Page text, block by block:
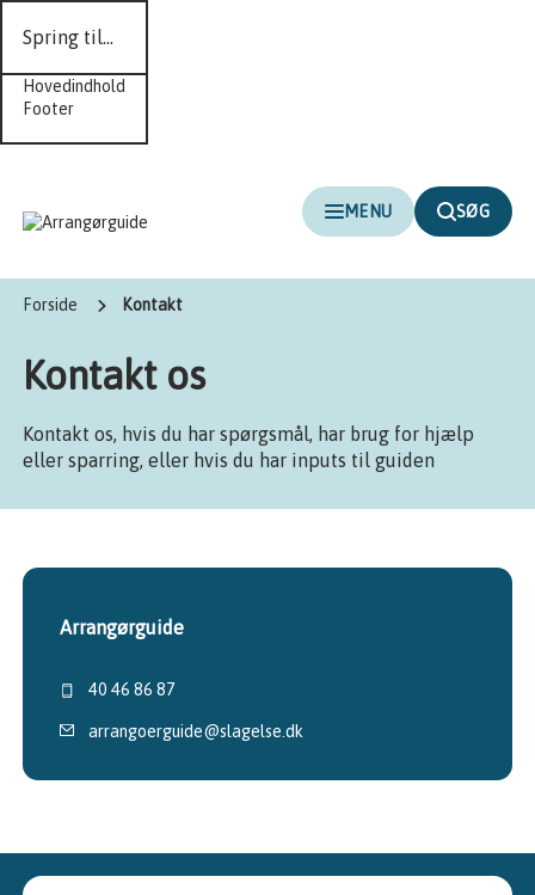
Spring til...
Hovedindhold
Footer
MENU SØG
Forside Kontakt
Kontakt os
Kontakt os, hvis du har spørgsmål, har brug for hjælp
eller sparring, eller hvis du har inputs til guiden
Arrangørguide
40 46 86 87
arrangoerguide@slagelse.dk